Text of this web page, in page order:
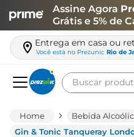
Assine Agora
Grátis e 5% de
Entrega em casa ou
Você está no Prezunic Rio de
Buscar
Bebida
Gin & Tonic Tanqueray